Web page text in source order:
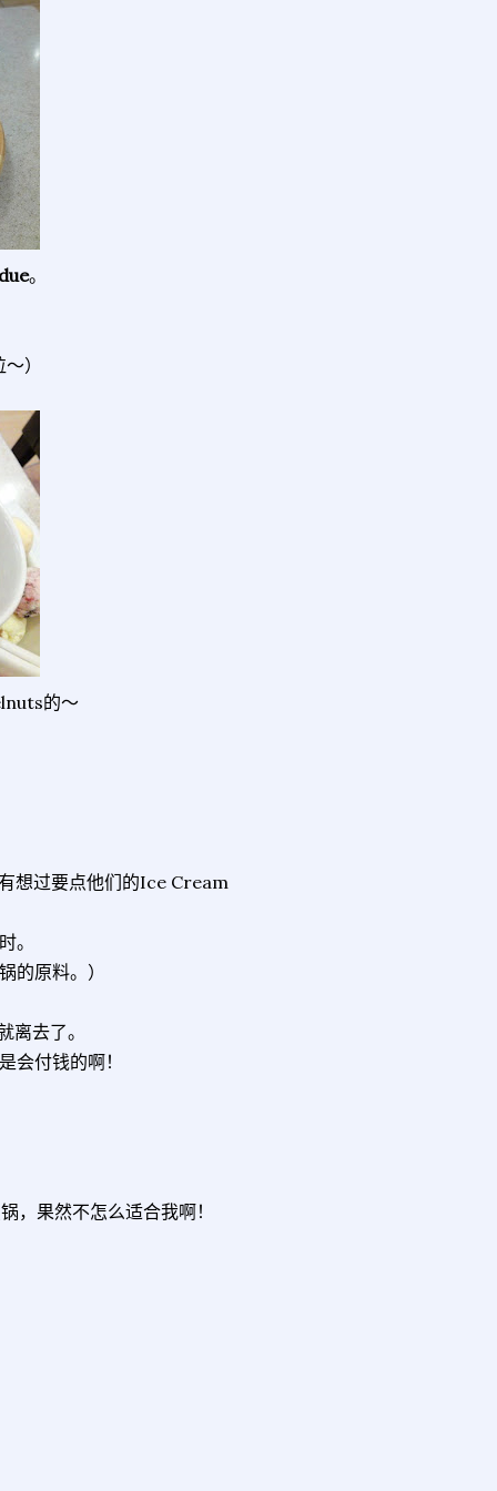
。
）
的～
想过要点他们的Ice Cream
。
的原料。）
去了。
会付钱的啊！
，果然不怎么适合我啊！